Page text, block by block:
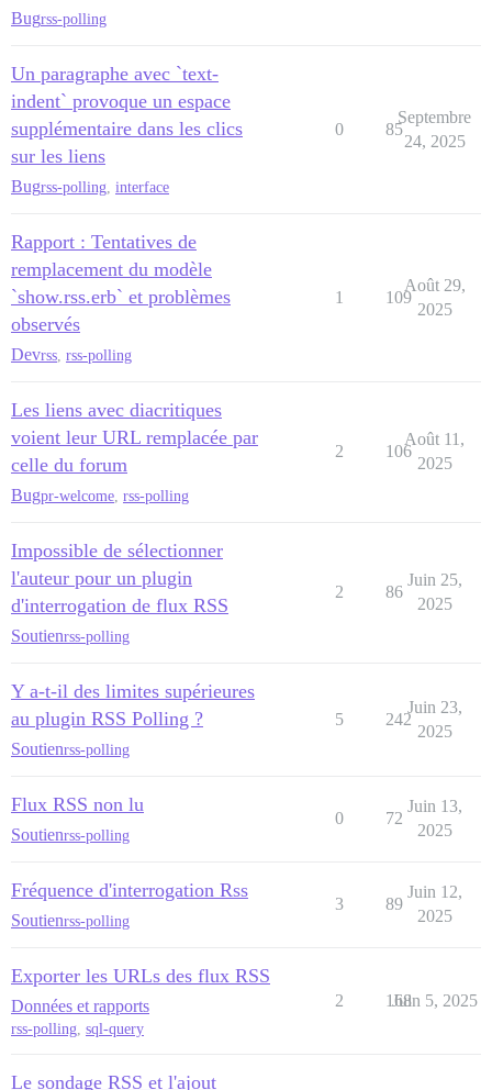
Bugrss-polling
Un paragraphe avec `text-
indent` provoque un espace
supplémentaire dans les clics
sur les liens
Bugrss-polling interface
0 85
Septembre
24, 2025
Rapport : Tentatives de
remplacement du modèle
`show.rss.erb` et problèmes
observés
Devrss rss-polling
1 109
Août 29,
2025
Les liens avec diacritiques
voient leur URL remplacée par
celle du forum
Bugpr-welcome rss-polling
2 106
Août 11,
2025
Impossible de sélectionner
l'auteur pour un plugin
d'interrogation de flux RSS
Soutienrss-polling
2 86
Juin 25,
2025
Y a-t-il des limites supérieures
au plugin RSS Polling ?
Soutienrss-polling
5 242
Juin 23,
2025
Flux RSS non lu
Soutienrss-polling
0 72
Juin 13,
2025
Fréquence d'interrogation Rss
Soutienrss-polling
3 89
Juin 12,
2025
Exporter les URLs des flux RSS
Données et rapports
rss-polling, sql-query
2 168
Juin 5, 2025
Le sondage RSS et l'ajout